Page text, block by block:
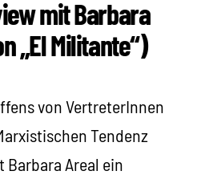
mit Barbara
„El Militante“)
von VertreterInnen
Tendenz
Barbara Areal ein